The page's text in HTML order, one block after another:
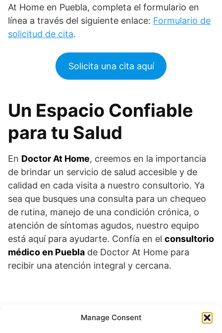
Manage Consent
At Home en Puebla, completa el formulario en
línea a través del siguiente enlace: Formulario de
solicitud de cita.
Solicita una cita aquí
Un Espacio Confiable
para tu Salud
En Doctor At Home, creemos en la importancia
de brindar un servicio de salud accesible y de
calidad en cada visita a nuestro consultorio. Ya
sea que busques una consulta para un chequeo
de rutina, manejo de una condición crónica, o
atención de síntomas agudos, nuestro equipo
está aquí para ayudarte. Confía en el consultorio
médico en Puebla de Doctor At Home para
recibir una atención integral y cercana.